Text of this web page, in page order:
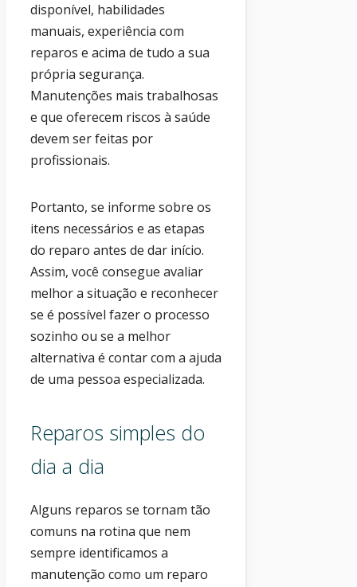
disponível, habilidades
manuais, experiência com
reparos e acima de tudo a sua
própria segurança.
Manutenções mais trabalhosas
e que oferecem riscos à saúde
devem ser feitas por
profissionais.
Portanto, se informe sobre os
itens necessários e as etapas
do reparo antes de dar início.
Assim, você consegue avaliar
melhor a situação e reconhecer
se é possível fazer o processo
sozinho ou se a melhor
alternativa é contar com a ajuda
de uma pessoa especializada.
Reparos simples do
dia a dia
Alguns reparos se tornam tão
comuns na rotina que nem
sempre identificamos a
manutenção como um reparo